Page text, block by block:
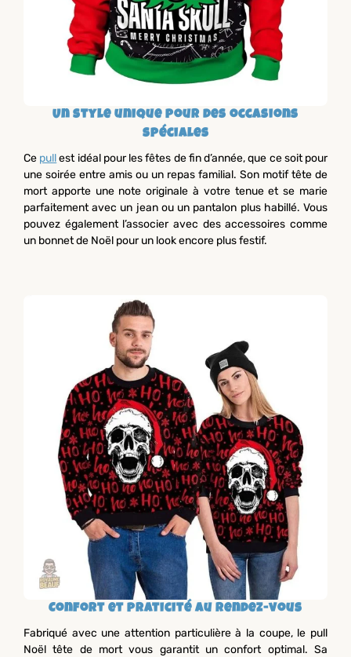
Un style unique pour des occasions
spéciales
Ce pullest idéal pour les fêtes de fin d’année, que ce soit pour
une soirée entre amis ou un repas familial. Son motif tête de
mort apporte une note originale à votre tenue et se marie
parfaitement avec un jean ou un pantalon plus habillé. Vous
pouvez également l’associer avec des accessoires comme
un bonnet de Noël pour un look encore plus festif.
Confort et praticité au rendez-vous
Fabriqué avec une attention particulière à la coupe, le pull
Noël tête de mort vous garantit un confort optimal. Sa